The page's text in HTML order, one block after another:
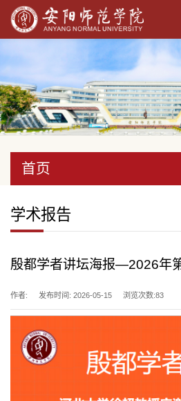
首页
首页
首页
首页
首页
首页
首页
首页
首页
首页
首页
首页
首页